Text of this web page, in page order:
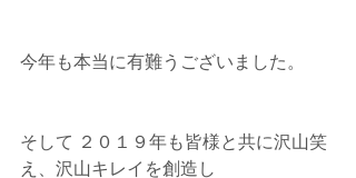
今年も本当に有難うございました。
そして ２０１９年も皆様と共に沢山笑
え、沢山キレイを創造し